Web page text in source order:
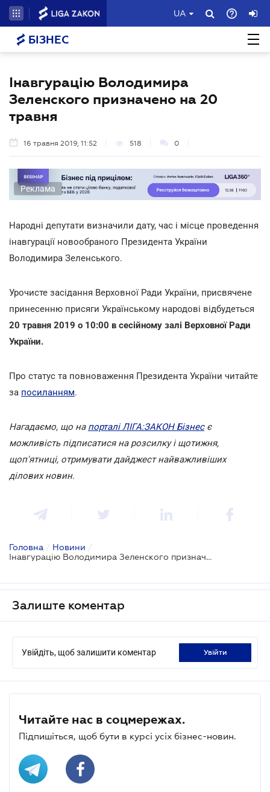
UA
БІЗНЕС
Інавгурацію Володимира
Зеленского призначено на 20
травня
16 травня 2019, 11:52 518 0
Реклама
Народні депутати визначили дату, час і місце проведення
інавгурації новообраного Президента України
Володимира Зеленського.
Урочисте засідання Верховної Ради України, присвячене
принесенню присяги Українському народові відбудеться
20 травня 2019 о 10:00 в сесійному залі Верховної Ради
України.
Про статус та повноваження Президента України читайте
за посиланням.
Нагадаємо, що на порталі ЛІГА:ЗАКОН Бізнесє
можливість підписатися на розсилку і щотижня,
щоп'ятниці, отримувати дайджест найважливіших
ділових новин.
Головна / Новини /
Інавгурацію Володимира Зеленского призначено на 20 травня
Залиште коментар
Увійдіть, щоб залишити коментар увійти
Читайте нас в соцмережах.
Підпишіться, щоб бути в курсі усіх бізнес-новин.